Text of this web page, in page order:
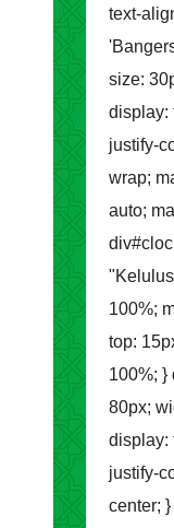
text-
size:
display:
justify-
wrap;
auto;
100%;
top:
100%; }
80px;
display:
justify-
center;